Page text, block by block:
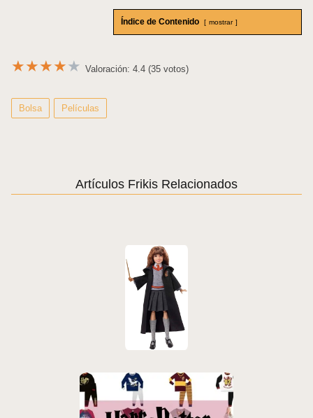
Índice de Contenido mostrar
★★★★★ Valoración: 4.4 (35 votos)
Bolsa Películas
Artículos Frikis Relacionados